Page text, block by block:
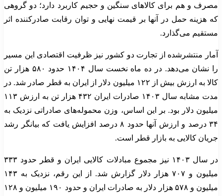
مصرف و هم برای کالاهای سنگین و حجیم کاربرد دارد؛ دو گروهی
که هزینه حمل در آنها بر قیمت نهایی و توان رقابت صادرکننده اثر
مستقیم می‌گذارد.
آمار منتشرشده از تجارت دو کشور نیز ظرفیت اقتصادی این مسیر
را نشان می‌دهد. در ده ماه نخست سال ۱۴۰۴ حدود ۵۸۰ هزار تن
کالا به ارزش بیش از ۱۲۲ میلیون دلار از ایران به قطر صادر شد. در
مدت مشابه سال ۱۴۰۳ صادرات ایران ۴۳۲ هزار تن به ارزش ۱۱۳
میلیون دلار بود. بر این اساس، وزن محموله‌های صادراتی نزدیک به
۳۴ درصد و ارزش آنها حدود ۸ درصد افزایش یافت که بیانگر رشد
جریان کالایی به بازار قطر است.
در سال ۱۴۰۳ نیز مجموع مبادلات کالایی ایران و قطر حدود ۳۳۳
میلیون و ۷۰۷ هزار دلار گزارش شد. از این رقم، نزدیک به ۱۴۳
میلیون و ۵۷۸ هزار دلار به صادرات ایران و حدود ۱۹۰ میلیون و ۱۲۸